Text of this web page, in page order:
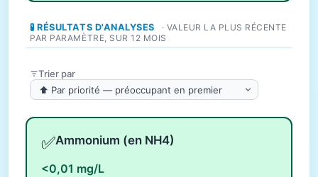
🧪 RÉSULTATS D'ANALYSES
· VALEUR LA PLUS RÉCENTE
PAR PARAMÈTRE, SUR 12 MOIS
Trier par
✅Ammonium (en NH4)
<0,01 mg/L